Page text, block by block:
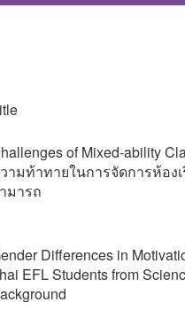
of Mixed-ability
ามท้าทายในการจัดการห้อง
มารถ
Differences in
EFL Students from